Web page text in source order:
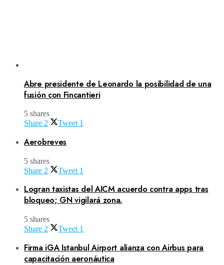
Abre presidente de Leonardo la posibilidad de una
fusión con Fincantieri
5 shares
Share 2 Tweet 1
Aerobreves
5 shares
Share 2 Tweet 1
Logran taxistas del AICM acuerdo contra apps tras
bloqueo; GN vigilará zona.
5 shares
Share 2 Tweet 1
Firma iGA Istanbul Airport alianza con Airbus para
capacitación aeronáutica